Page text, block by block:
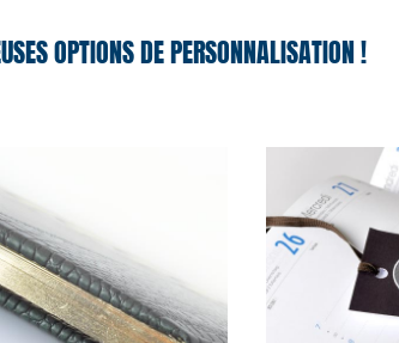
OPTIONS DE PERSONNALISATION !